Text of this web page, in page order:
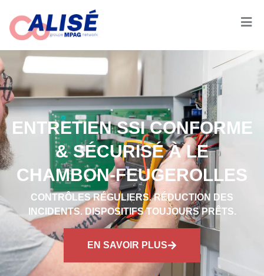
ENTRETIEN SSI CONFORME
& SÉCURISÉ À LE
CHAMBON-FEUGEROLLES
CONTRÔLES RÉGULIERS. RÉDUCTION DES
INCIDENTS. DISPOSITIFS TOUJOURS PRÊTS.
EN SAVOIR PLUS